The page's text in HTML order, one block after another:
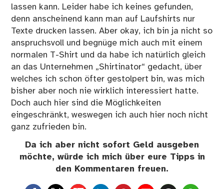
lassen kann. Leider habe ich keines gefunden,
denn anscheinend kann man auf Laufshirts nur
Texte drucken lassen. Aber okay, ich bin ja nicht so
anspruchsvoll und begnüge mich auch mit einem
normalen T-Shirt und da habe ich natürlich gleich
an das Unternehmen „Shirtinator“ gedacht, über
welches ich schon öfter gestolpert bin, was mich
bisher aber noch nie wirklich interessiert hatte.
Doch auch hier sind die Möglichkeiten
eingeschränkt, weswegen ich auch hier noch nicht
ganz zufrieden bin.
Da ich aber nicht sofort Geld ausgeben
möchte, würde ich mich über eure Tipps in
den Kommentaren freuen.